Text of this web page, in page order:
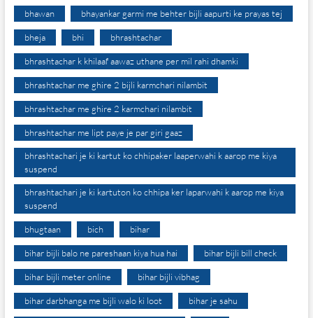
bhawan bhayankar garmi me behter bijli aapurti ke prayas tej
bheja bhi bhrashtachar
bhrashtachar k khilaaf aawaz uthane per mil rahi dhamki
bhrashtachar me ghire 2 bijli karmchari nilambit
bhrashtachar me ghire 2 karmchari nilambit
bhrashtachar me lipt paye je par giri gaaz
bhrashtachari je ki kartut ko chhipaker laaperwahi k aarop me kiya
suspend
bhrashtachari je ki kartuton ko chhipa ker laparwahi k aarop me kiya
suspend
bhugtaan bich bihar
bihar bijli balo ne pareshaan kiya hua hai bihar bijli bill check
bihar bijli meter online bihar bijli vibhag
bihar darbhanga me bijli walo ki loot bihar je sahu